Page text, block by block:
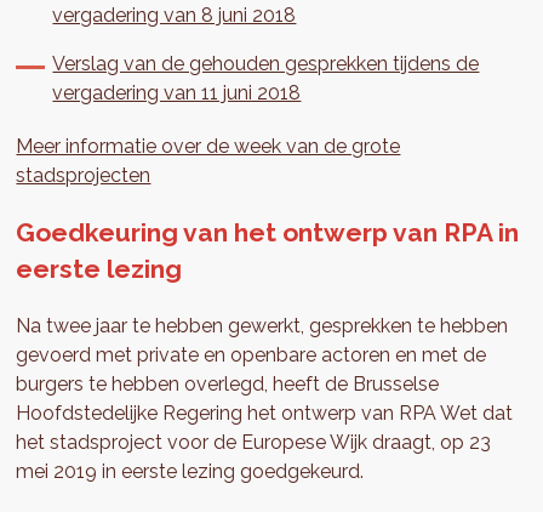
vergadering van 8 juni 2018
Verslag van de gehouden gesprekken tijdens de
vergadering van 11 juni 2018
Meer informatie over de week van de grote
stadsprojecten
Goedkeuring van het ontwerp van RPA in
eerste lezing
Na twee jaar te hebben gewerkt, gesprekken te hebben
gevoerd met private en openbare actoren en met de
burgers te hebben overlegd, heeft de Brusselse
Hoofdstedelijke Regering het ontwerp van RPA Wet dat
het stadsproject voor de Europese Wijk draagt, op 23
mei 2019 in eerste lezing goedgekeurd.